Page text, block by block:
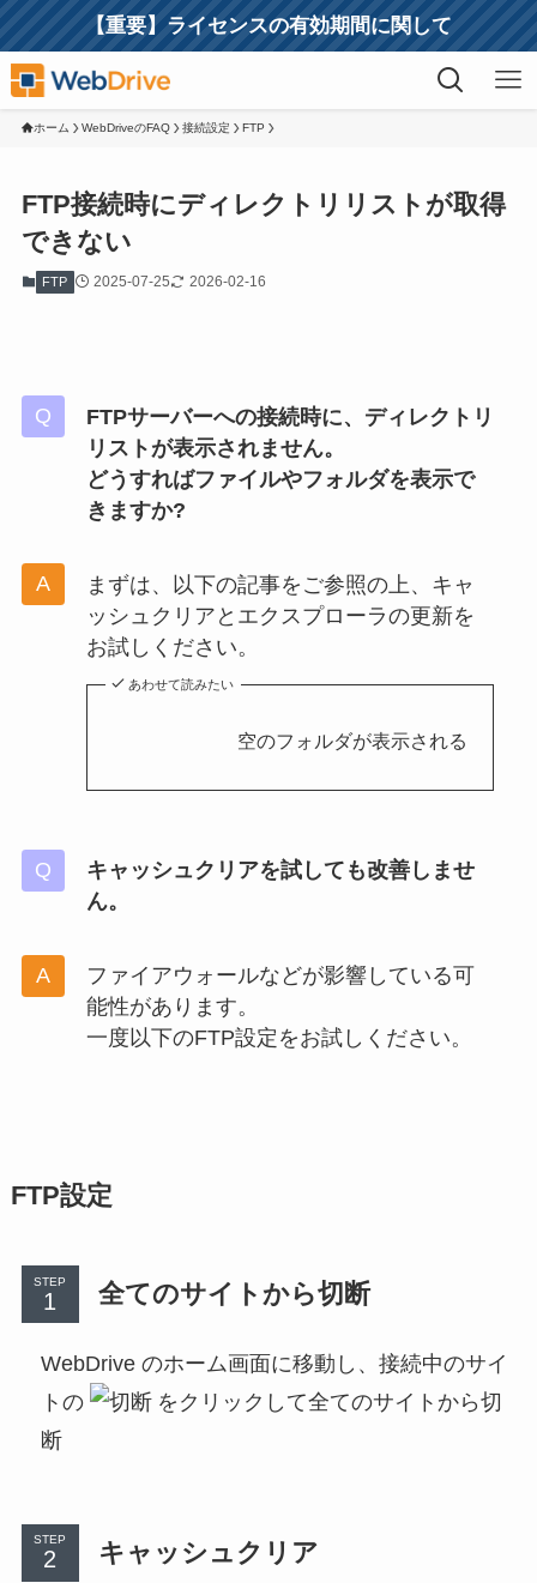
【重要】ライセンスの有効期間に関して
ホーム WebDriveのFAQ 接続設定 FTP
FTP接続時にディレクトリリストが取得
できない
FTP 2025-07-25 2026-02-16
FTPサーバーへの接続時に、ディレクトリ
リストが表示されません。
どうすればファイルやフォルダを表示で
きますか?
まずは、以下の記事をご参照の上、キャ
ッシュクリアとエクスプローラの更新を
お試しください。
あわせて読みたい
空のフォルダが表示される
キャッシュクリアを試しても改善しませ
ん。
ファイアウォールなどが影響している可
能性があります。
一度以下のFTP設定をお試しください。
FTP設定
STEP 全てのサイトから切断
WebDrive のホーム画面に移動し、接続中のサイ
トの
をクリックして全てのサイトから切
断
STEP キャッシュクリア